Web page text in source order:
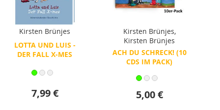
Kirsten Brünjes
LOTTA UND LUIS -
DER FALL X-MES
7,99 €
Kirsten Brünjes,
Kirsten Brünjes
ACH DU SCHRECK! (10
CDS IM PACK)
5,00 €